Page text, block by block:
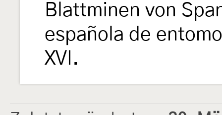
Blattminen von
española de
XVI.